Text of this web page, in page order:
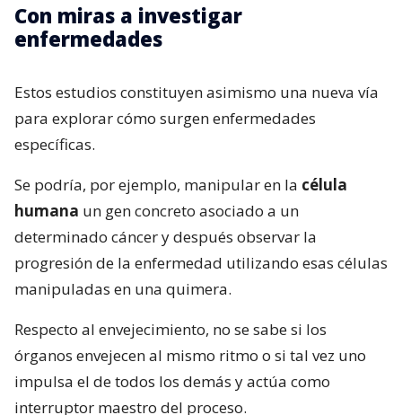
Con miras a investigar
enfermedades
Estos estudios constituyen asimismo una nueva vía
para explorar cómo surgen enfermedades
específicas.
Se podría, por ejemplo, manipular en la célula
humana un gen concreto asociado a un
determinado cáncer y después observar la
progresión de la enfermedad utilizando esas células
manipuladas en una quimera.
Respecto al envejecimiento, no se sabe si los
órganos envejecen al mismo ritmo o si tal vez uno
impulsa el de todos los demás y actúa como
interruptor maestro del proceso.